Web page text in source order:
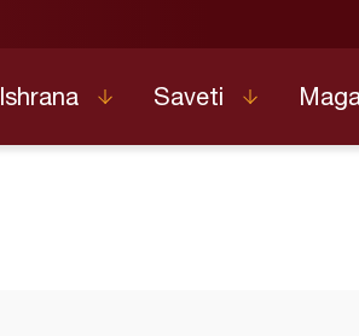
Ishrana Saveti